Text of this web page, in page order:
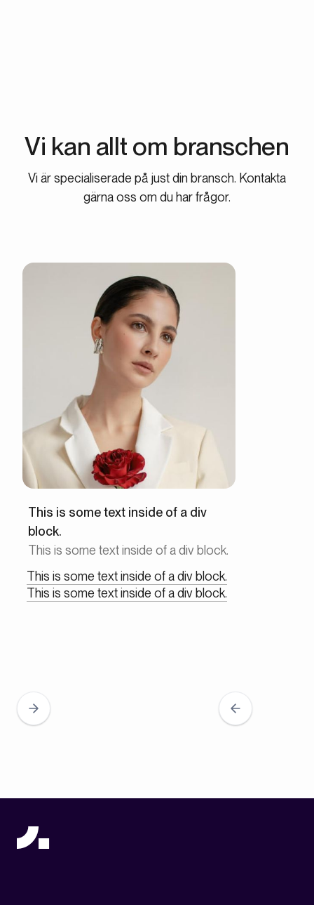
Vi kan allt om branschen
Vi är specialiserade på just din bransch. Kontakta
gärna oss om du har frågor.
This is some text inside of a div
block.
This is some text inside of a div block.
This is some text inside of a div block.
This is some text inside of a div block.